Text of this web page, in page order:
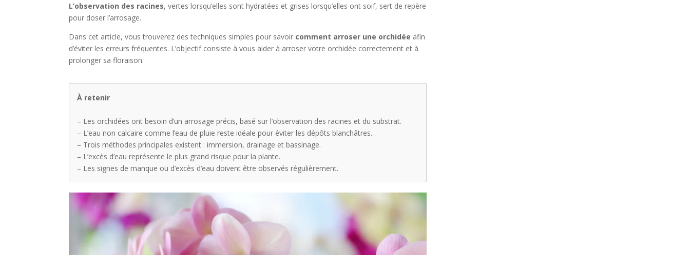
L’observation des racines, vertes lorsqu’elles sont hydratées et grises lorsqu’elles ont soif, sert de repère
pour doser l’arrosage.
Dans cet article, vous trouverez des techniques simples pour savoir comment arroser une orchidée afin
d’éviter les erreurs fréquentes. L’objectif consiste à vous aider à arroser votre orchidée correctement et à
prolonger sa floraison.
À retenir
– Les orchidées ont besoin d’un arrosage précis, basé sur l’observation des racines et du substrat.
– L’eau non calcaire comme l’eau de pluie reste idéale pour éviter les dépôts blanchâtres.
– Trois méthodes principales existent : immersion, drainage et bassinage.
– L’excès d’eau représente le plus grand risque pour la plante.
– Les signes de manque ou d’excès d’eau doivent être observés régulièrement.